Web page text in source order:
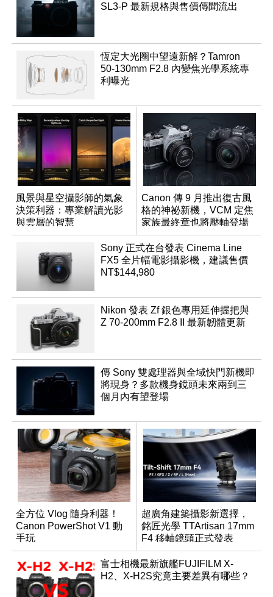
SL3-P 最新規格與售價傳聞流出
恆定大光圈中望遠新解？Tamron
50-130mm F2.8 內變焦光學系統專
利曝光
風景與星空攝影師的氣象
決策利器：專業解讀光影
與雲層的智慧
App「Atmos」登場
Canon 傳 9 月推出復古風
格的神祕新機，VCM 定焦
家族最終章也將壓軸登場
Sony 正式在台發表 Cinema Line
FX5 全片幅電影攝影機，建議售價
NT$144,980
Nikon 發表 Zf 銀色專用延伸握把與
Z 70-200mm F2.8 II 最新韌體更新
傳 Sony 雙處理器與全域快門新機即
將現身？多款機身鏡頭未來兩到三
個月內有望登場
全方位 Vlog 隨身利器！
Canon PowerShot V1 動
手玩
超廣角建築攝影新選擇，
銘匠光學 TTArtisan 17mm
F4 移軸鏡頭正式發表
富士相機最新旗艦FUJIFILM X-
H2、X-H2S究竟主要差異有哪些？